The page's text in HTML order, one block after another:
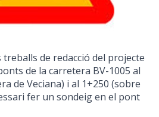
treballs de redacció del projecte
de la carretera BV-1005 al
de Veciana) i al 1+250 (sobre
fer un sondeig en el pont